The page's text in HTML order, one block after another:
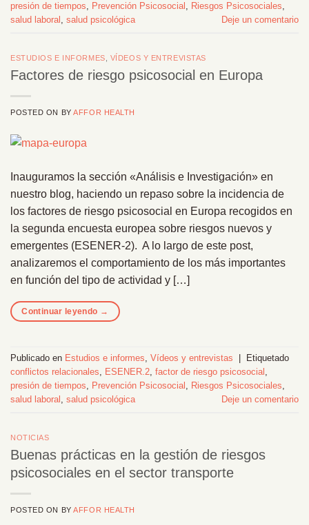
presión de tiempos, Prevención Psicosocial , Riesgos Psicosociales,
salud laboral , salud psicológica Deje un comentario
ESTUDIOS E INFORMES VÍDEOS Y ENTREVISTAS
Factores de riesgo psicosocial en Europa
POSTED ON BYAFFOR HEALTH
Inauguramos la sección «Análisis e Investigación» en
nuestro blog, haciendo un repaso sobre la incidencia de
los factores de riesgo psicosocial en Europa recogidos en
la segunda encuesta europea sobre riesgos nuevos y
emergentes (ESENER-2). A lo largo de este post,
analizaremos el comportamiento de los más importantes
en función del tipo de actividad y […]
Continuar leyendo →
Publicado en Estudios e informes, Vídeos y entrevistas
Etiquetado
conflictos relacionales, ESENER.2, factor de riesgo psicosocial ,
presión de tiempos, Prevención Psicosocial , Riesgos Psicosociales,
salud laboral , salud psicológica Deje un comentario
NOTICIAS
Buenas prácticas en la gestión de riesgos
psicosociales en el sector transporte
POSTED ON BYAFFOR HEALTH